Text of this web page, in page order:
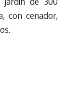
con cenador,